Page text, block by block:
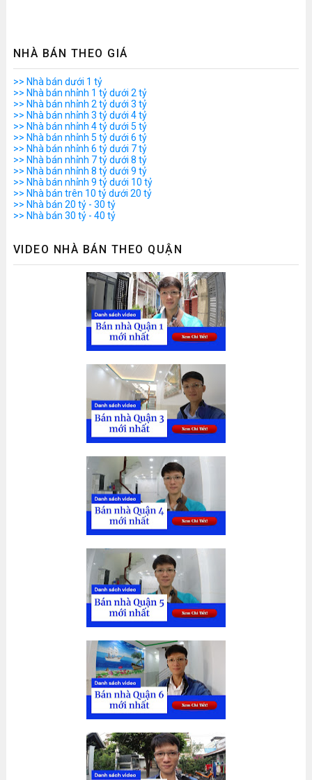
NHÀ BÁN THEO GIÁ
>> Nhà bán dưới 1 tỷ
>> Nhà bán nhỉnh 1 tỷ dưới 2 tỷ
>> Nhà bán nhỉnh 2 tỷ dưới 3 tỷ
>> Nhà bán nhỉnh 3 tỷ dưới 4 tỷ
>> Nhà bán nhỉnh 4 tỷ dưới 5 tỷ
>> Nhà bán nhỉnh 5 tỷ dưới 6 tỷ
>> Nhà bán nhỉnh 6 tỷ dưới 7 tỷ
>> Nhà bán nhỉnh 7 tỷ dưới 8 tỷ
>> Nhà bán nhỉnh 8 tỷ dưới 9 tỷ
>> Nhà bán nhỉnh 9 tỷ dưới 10 tỷ
>> Nhà bán trên 10 tỷ dưới 20 tỷ
>> Nhà bán 20 tỷ - 30 tỷ
>> Nhà bán 30 tỷ - 40 tỷ
VIDEO NHÀ BÁN THEO QUẬN